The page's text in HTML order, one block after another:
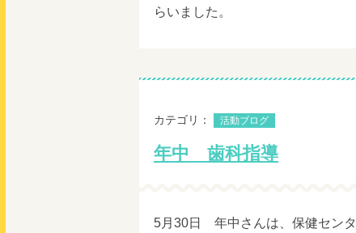
らいました。
カテゴリ： 活動ブログ
年中 歯科指導
5月30日 年中さんは、保健セン